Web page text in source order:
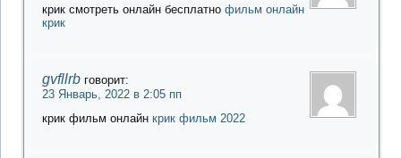
крик смотреть онлайн бесплатнофильм онлайн
крик
gvfllrb говорит:
23 Январь, 2022 в 2:05 пп
крик фильм онлайнкрик фильм 2022